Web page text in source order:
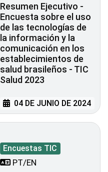
Resumen Ejecutivo -
Encuesta sobre el uso
de las tecnologías de
la información y la
comunicación en los
establecimientos de
salud brasileños - TIC
Salud 2023
04 DE JUNIO DE 2024
Encuestas TIC
PT/EN